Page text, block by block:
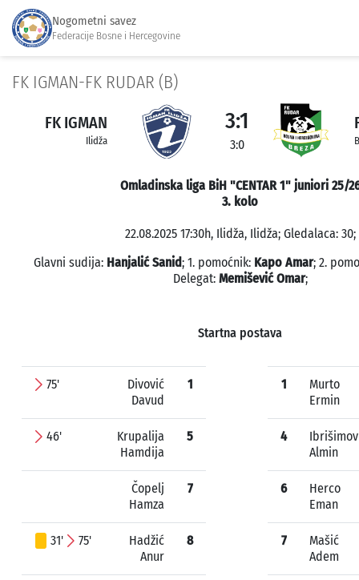
Nogometni savez
Federacije Bosne i Hercegovine
FK IGMAN-FK RUDAR (B)
FK IGMAN
Ilidža
3:1
3:0
Omladinska liga BiH "CENTAR 1" juniori 25/
3. kolo
22.08.2025 17:30h, Ilidža, Ilidža; Gledalaca: 30;
Glavni sudija: Hanjalić Sanid; 1. pomoćnik: Kapo Amar; 2.
Delegat: Memišević Omar;
Startna postava
75'
Divović
Davud
1
46'
Krupalija
Hamdija
5
Čopelj
Hamza
7
31' 75'
Hadžić
Anur
8
1
Murto
Ermin
4
Almin
6
Herco
Eman
7
Mašić
Adem